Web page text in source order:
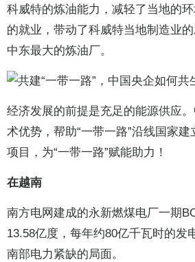
科威特的炼油能力，减轻了当地的
的就业，带动了科威特当地制造业
中东最大的炼油厂。
经济发展的前提是充足的能源供应
术优势，帮助“一带一路”沿线国家
项目，为“一带一路”赋能助力！
在越南
南方电网建成的永新燃煤电厂一期
13.58亿度，每年约80亿千瓦时的发
南部电力紧缺的局面。